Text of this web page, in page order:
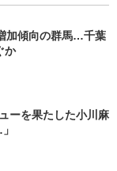
加傾向の群馬…千葉
か
ーを果たした小川麻